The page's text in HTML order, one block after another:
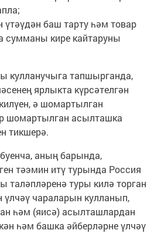
үтәүдән баш тарту һәм товар
сумманы кире кайтаруны
кулланучыга тапшырганда,
ярлыкта күрсәтелгән
ә шомартылган
шомартылган асылташка
тикшерә.
аның барында,
тәэмин итү турында Россия
таләпләренә туры килә торган
үлчәү чараларын кулланып,
һәм (яисә) асылташлардан
һәм башка әйберләрне үлчәү